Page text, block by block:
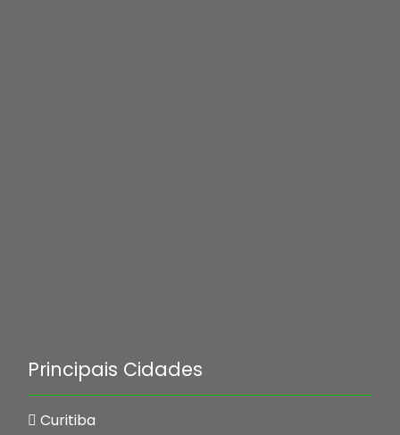
Principais Cidades
Curitiba